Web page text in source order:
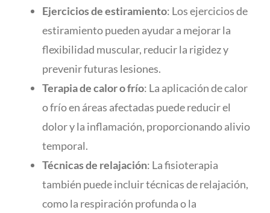
Ejercicios de estiramiento: Los ejercicios de
estiramiento pueden ayudar a mejorar la
flexibilidad muscular, reducir la rigidez y
prevenir futuras lesiones.
Terapia de calor o frío: La aplicación de calor
o frío en áreas afectadas puede reducir el
dolor y la inflamación, proporcionando alivio
temporal.
Técnicas de relajación: La fisioterapia
también puede incluir técnicas de relajación,
como la respiración profunda o la